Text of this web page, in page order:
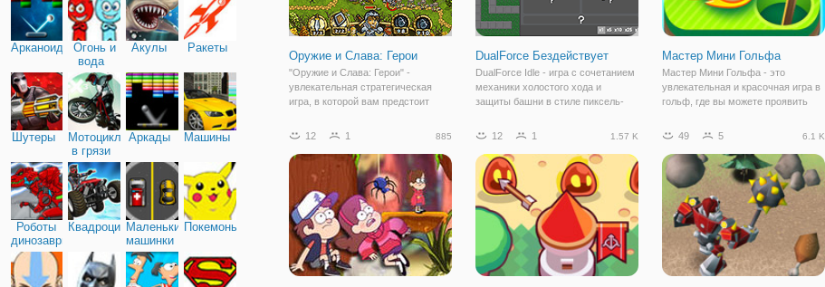
Арканоид
Огонь и
вода
Акулы Ракеты
Шутеры
Мотоциклы
в грязи
Аркады Машины
Роботы
динозавры
КвадроциклыМаленькие
машинки
Покемоны
Оружие и Слава: Герои
"Оружие и Слава: Герои" -
увлекательная стратегическая
игра, в которой вам предстоит
вторжения противников. Заточите
броню, сосредоточьтесь на своей
магии и поднимите
DualForce Бездействует
DualForce Idle - игра с сочетанием
механики холостого хода и
защиты башни в стиле пиксель-
игра, в которой вы играете как за
находите свой стиль игры и
Мастер Мини Гольфа
Мастер Мини Гольфа - это
увлекательная и красочная игра в
гольф, где вы можете проявить
ваших руках находится белый
лунки. Лунок здесь довольно
много, поэтому это
12 1 885 12 1 1.57 K 49 5 6.1 K